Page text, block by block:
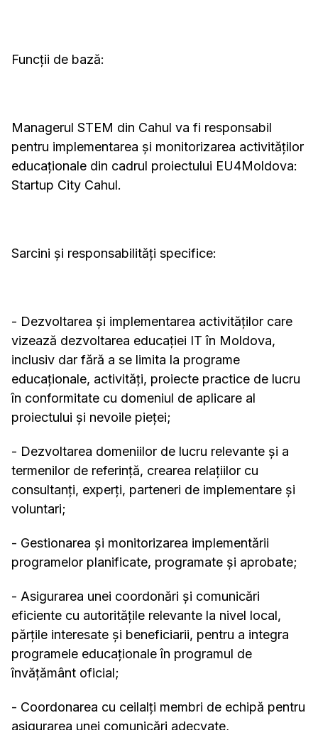
Funcții de bază:
Managerul STEM din Cahul va fi responsabil
pentru implementarea și monitorizarea activităților
educaționale din cadrul proiectului EU4Moldova:
Startup City Cahul.
Sarcini și responsabilități specifice:
- Dezvoltarea și implementarea activităților care
vizează dezvoltarea educației IT în Moldova,
inclusiv dar fără a se limita la programe
educaționale, activități, proiecte practice de lucru
în conformitate cu domeniul de aplicare al
proiectului și nevoile pieței;
- Dezvoltarea domeniilor de lucru relevante și a
termenilor de referință, crearea relațiilor cu
consultanți, experți, parteneri de implementare și
voluntari;
- Gestionarea și monitorizarea implementării
programelor planificate, programate și aprobate;
- Asigurarea unei coordonări și comunicări
eficiente cu autoritățile relevante la nivel local,
părțile interesate și beneficiarii, pentru a integra
programele educaționale în programul de
învățământ oficial;
- Coordonarea cu ceilalți membri de echipă pentru
asigurarea unei comunicări adecvate,